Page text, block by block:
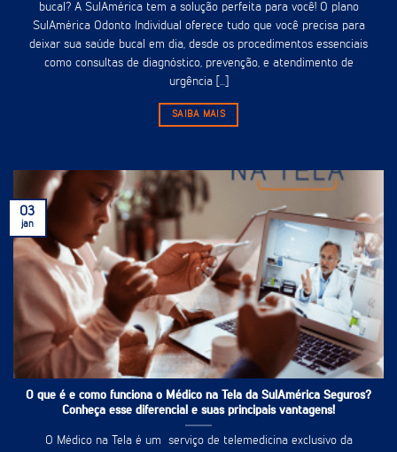
bucal? A SulAmérica tem a solução perfeita para você! O plano
SulAmérica Odonto Individual oferece tudo que você precisa para
deixar sua saúde bucal em dia, desde os procedimentos essenciais
como consultas de diagnóstico, prevenção, e atendimento de
urgência [...]
SAIBA MAIS
O que é e como funciona o Médico na Tela da SulAmérica Seguros?
Conheça esse diferencial e suas principais vantagens!
O Médico na Tela é um serviço de telemedicina exclusivo da
03
jan